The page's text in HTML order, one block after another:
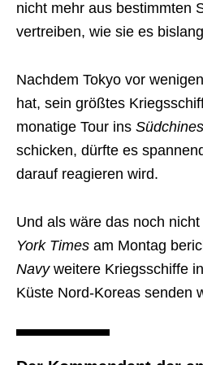
nicht mehr aus bestimmten
vertreiben, wie sie es
Nachdem Tokyo vor
hat, sein größtes
monatige Tour ins
schicken, dürfte es
darauf reagieren wird.
Und als wäre das noch
York Times am Montag
Navyweitere Kriegsschiffe
Küste Nord-Koreas senden